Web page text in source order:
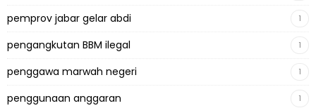
pemprov jabar gelar abdi 1
pengangkutan BBM ilegal 1
penggawa marwah negeri 1
penggunaan anggaran 1